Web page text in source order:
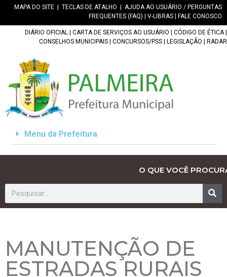
MAPA DO SITE TECLAS DE ATALHO
AJUDA AO USUÁRIO / PERGUNTAS
FREQUENTES (FAQ)
V-LIBRAS FALE CONOSCO
DIÁRIO OFICIAL CARTA DE SERVIÇOS AO USUÁRIO CÓDIGO DE ÉTICA|
CONSELHOS MUNICIPAIS
CONCURSOS/PSS LEGISLAÇÃO RADAR
Menu da Prefeitura
O QUE VOCÊ
MANUTENÇÃO DE
ESTRADAS RURAIS